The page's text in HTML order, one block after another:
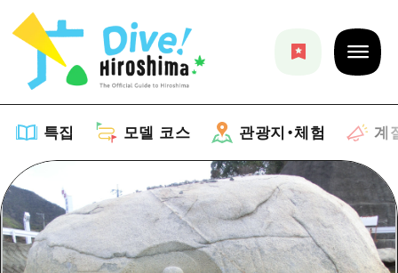
특집 모델 코스 관광지・체험 계
특집
목록
모델 코스